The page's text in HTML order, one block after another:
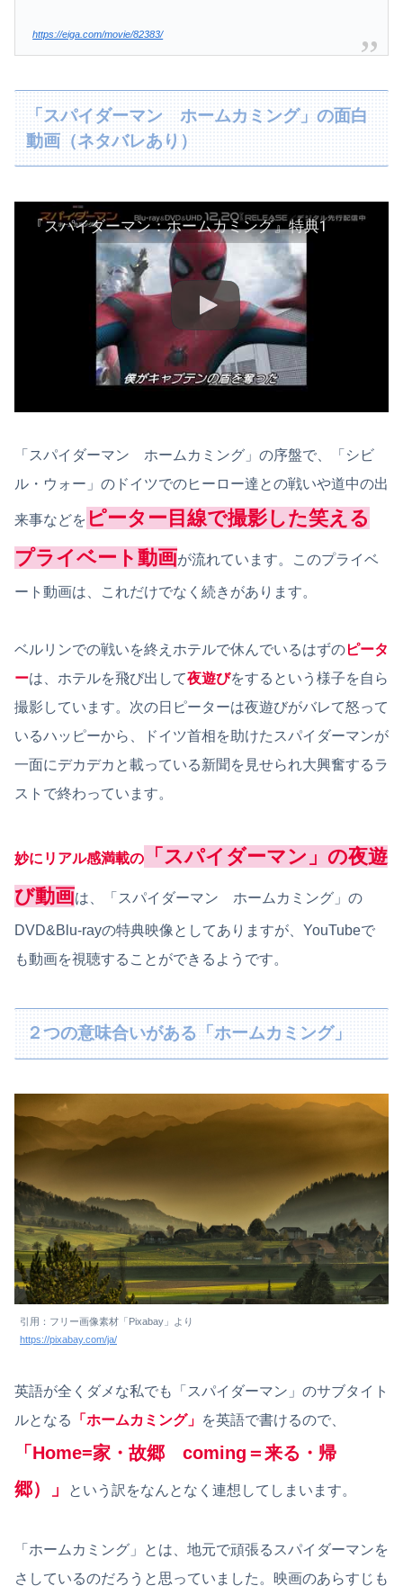
https://eiga.com/movie/82383/
「スパイダーマン ホームカミング」の面白
動画（ネタバレあり）
『スパイダーマン：ホームカミング』特典1
「スパイダーマン ホームカミング」の序盤で、「シビ
ル・ウォー」のドイツでのヒーロー達との戦いや道中の出
来事などを ピーター目線で撮影した笑える
プライベート動画が流れています。このプライベ
ート動画は、これだけでなく続きがあります。
ベルリンでの戦いを終えホテルで休んでいるはずのピータ
ーは、ホテルを飛び出して夜遊びをするという様子を自ら
撮影しています。次の日ピーターは夜遊びがバレて怒って
いるハッピーから、ドイツ首相を助けたスパイダーマンが
一面にデカデカと載っている新聞を見せられ大興奮するラ
ストで終わっています。
妙にリアル感満載の
「スパイダーマン」の夜遊
び動画は、「スパイダーマン ホームカミング」の
DVD&Blu-rayの特典映像としてありますが、YouTubeで
も動画を視聴することができるようです。
２つの意味合いがある「ホームカミング」
引用：フリー画像素材「Pixabay」より
https://pixabay.com/ja/
英語が全くダメな私でも「スパイダーマン」のサブタイト
ルとなる
「ホームカミング」 を英語で書けるので、
「Home=家・故郷 coming＝来る・帰
郷）」
という訳をなんとなく連想してしまいます。
「ホームカミング」とは、地元で頑張るスパイダーマンを
さしているのだろうと思っていました。映画のあらすじも